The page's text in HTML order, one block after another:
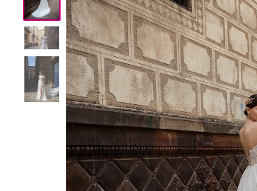
образ
Профессионалы и услуги Свадебные платья
Свадебные платья